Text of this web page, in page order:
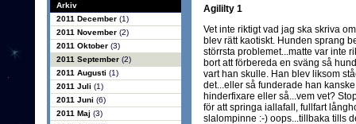
Arkiv
2011 December (1)
2011 November (2)
2011 Oktober (3)
2011 September (2)
2011 Augusti (1)
2011 Juli (1)
2011 Juni (6)
2011 Maj (3)
Agililty 1
Vet inte riktigt vad jag ska skriva
blev rätt kaotiskt. Hunden sprang
störrsta problemet...matte var inte
bort att förbereda en sväng så
vart han skulle. Han blev liksom
det...eller så funderade han
hinderfixare eller så...vem vet?
för att springa iallafall, fullfart
slalompinne :-) oops...tillbaka tills